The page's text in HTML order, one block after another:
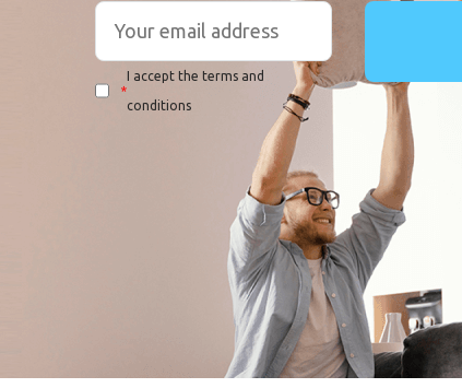
*
I accept the terms and
conditions